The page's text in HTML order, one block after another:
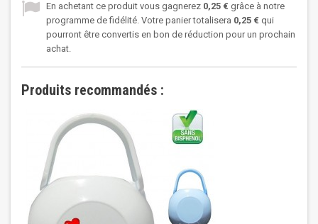
En achetant ce produit vous gagnerez 0,25 € grâce à notre
programme de fidélité. Votre panier totalisera 0,25 € qui
pourront être convertis en bon de réduction pour un prochain
achat.
Produits recommandés :